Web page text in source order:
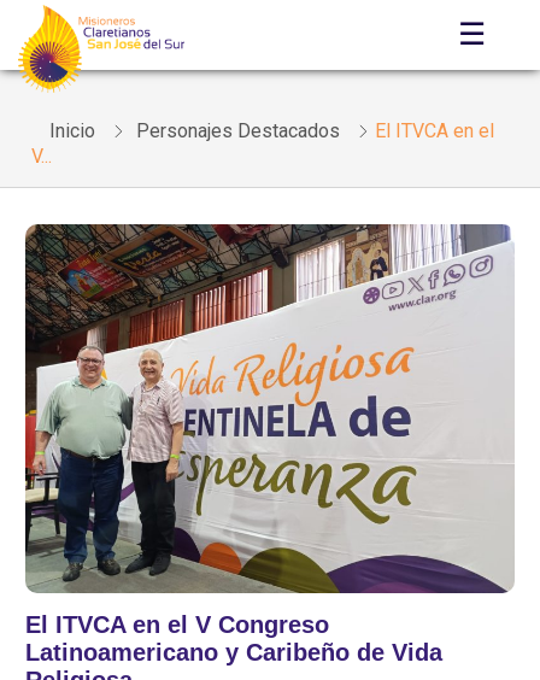
☰
Inicio Personajes Destacados
El ITVCA en el
V...
El ITVCA en el V Congreso
Latinoamericano y Caribeño de Vida